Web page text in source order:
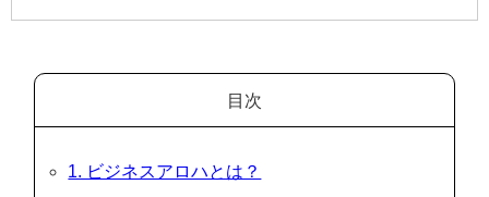
目次
1. ビジネスアロハとは？